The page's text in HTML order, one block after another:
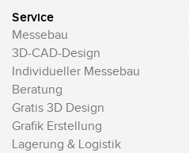
Service
Messebau
3D-CAD-Design
Individueller Messebau
Beratung
Gratis 3D Design
Grafik Erstellung
Lagerung & Logistik